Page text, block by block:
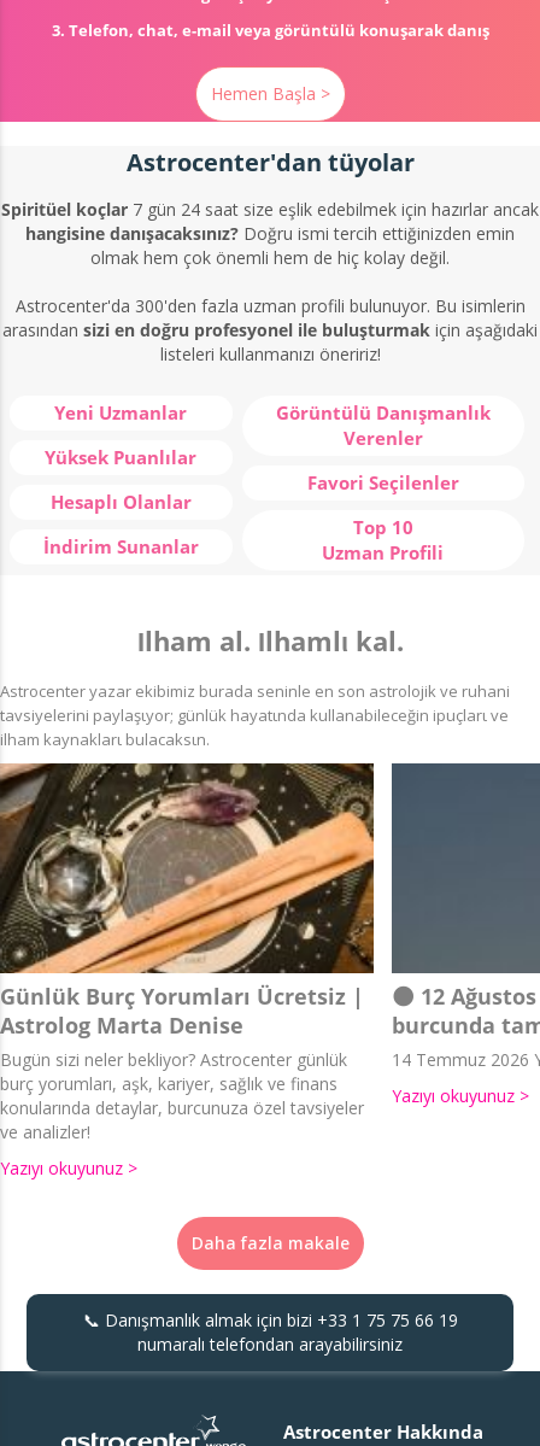
3. Telefon, chat, e-mail veya görüntülü konuşarak danış
Hemen Başla >
Astrocenter'dan tüyolar
Spiritüel koçlar 7 gün 24 saat size eşlik edebilmek için hazırlar ancak
hangisine danışacaksınız? Doğru ismi tercih ettiğinizden emin
olmak hem çok önemli hem de hiç kolay değil.
Astrocenter'da 300'den fazla uzman profili bulunuyor. Bu isimlerin
arasından sizi en doğru profesyonel ile buluşturmak için aşağıdaki
listeleri kullanmanızı öneririz!
Yeni Uzmanlar
Yüksek Puanlılar
Hesaplı Olanlar
İndirim Sunanlar
Görüntülü Danışmanlık
Verenler
Favori Seçilenler
Top 10
Uzman Profili
Ιlham al. Ιlhamlι kal.
Astrocenter yazar ekibimiz burada seninle en son astrolojik ve ruhani
tavsiyelerini paylaşιyor; günlük hayatιnda kullanabileceğin ipuçlarι ve
ilham kaynaklarι bulacaksιn.
Günlük Burç Yorumları Ücretsiz |
Astrolog Marta Denise
Bugün sizi neler bekliyor? Astrocenter günlük
burç yorumları, aşk, kariyer, sağlık ve finans
konularında detaylar, burcunuza özel tavsiyeler
ve analizler!
Yazıyı okuyunuz >
🌑 12
burcunda
14 Temmuz 2026
Yazıyı okuyunuz >
Daha fazla makale
📞 Danışmanlık almak için bizi +33 1 75 75 66 19
numaralı telefondan arayabilirsiniz
Astrocenter Hakkında